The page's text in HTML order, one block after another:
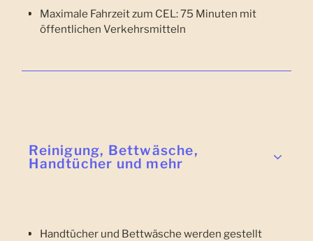
Maximale Fahrzeit zum CEL: 75 Minuten mit
öffentlichen Verkehrsmitteln
Reinigung, Bettwäsche,
Handtücher und mehr
Handtücher und Bettwäsche werden gestellt